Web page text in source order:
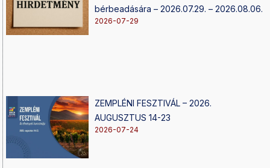
bérbeadására – 2026.07.29. – 2026.08.06.
2026-07-29
ZEMPLÉNI FESZTIVÁL – 2026.
AUGUSZTUS 14-23
2026-07-24